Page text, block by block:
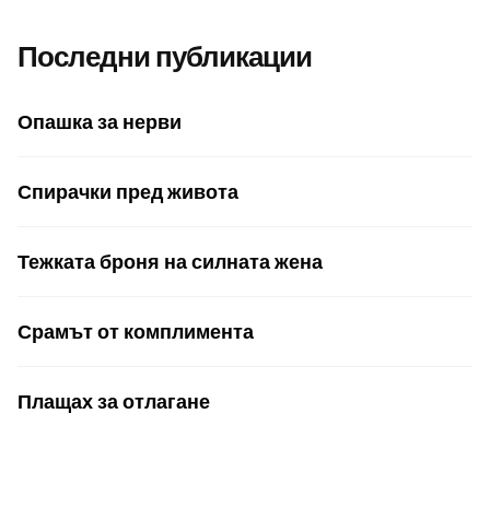
Последни публикации
Опашка за нерви
Спирачки пред живота
Тежката броня на силната жена
Срамът от комплимента
Плащах за отлагане